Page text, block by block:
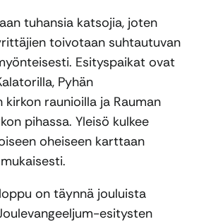
tuhansia katsojia, joten
toivotaan suhtautuvan
Esityspaikat ovat
Pyhän
kirkon raunioilla ja Rauman
pihassa. Yleisö kulkee
oheiseen karttaan
on täynnä jouluista
esitysten